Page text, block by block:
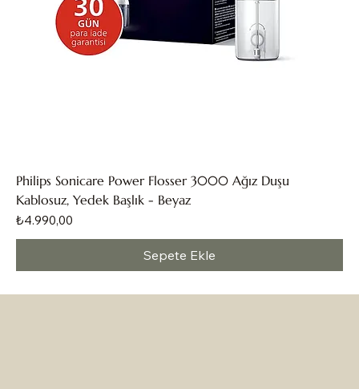
Philips Sonicare Power Flosser 3000 Ağız Duşu
Kablosuz, Yedek Başlık - Beyaz
Fiyat
₺4.990,00
Sepete Ekle